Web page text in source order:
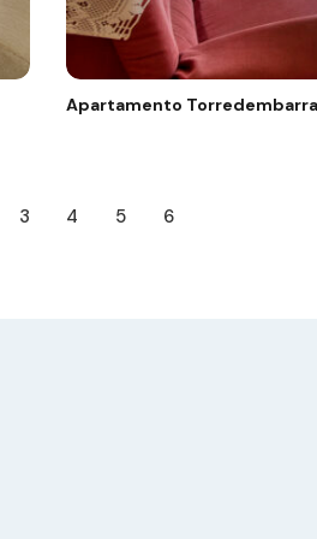
Apartamento Torredembarra
3 4 5 6